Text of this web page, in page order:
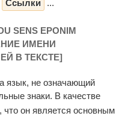
Ссылки
...
SENS EPONIM
ИМЕНИ
В ТЕКСТЕ]
язык, не означающий
знаки. В качестве
он является основным